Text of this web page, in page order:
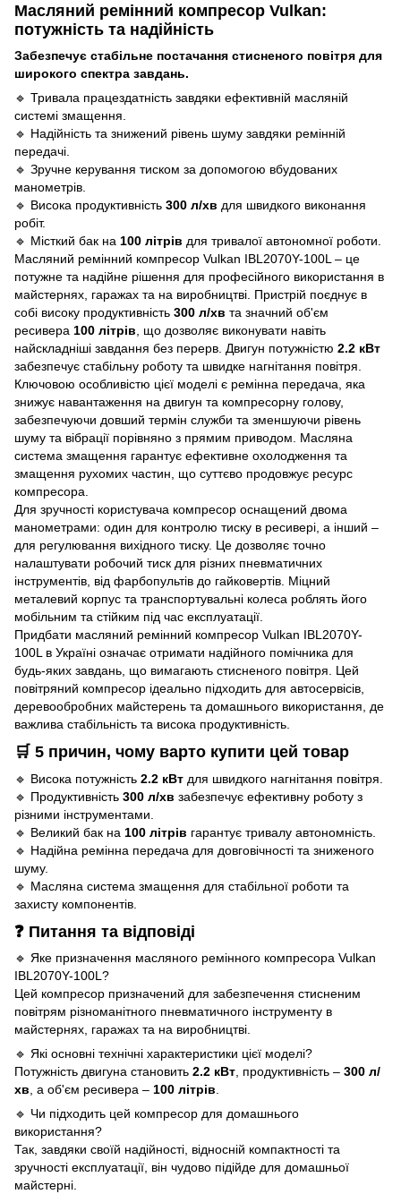
Масляний ремінний компресор Vulkan:
потужність та надійність
Забезпечує стабільне постачання стисненого повітря для
широкого спектра завдань.
🔹 Тривала працездатність завдяки ефективній масляній
системі змащення.
🔹 Надійність та знижений рівень шуму завдяки ремінній
передачі.
🔹 Зручне керування тиском за допомогою вбудованих
манометрів.
🔹 Висока продуктивність 300 л/хв для швидкого виконання
робіт.
🔹 Місткий бак на 100 літрів для тривалої автономної роботи.
Масляний ремінний компресор Vulkan IBL2070Y-100L – це
потужне та надійне рішення для професійного використання в
майстернях, гаражах та на виробництві. Пристрій поєднує в
собі високу продуктивність 300 л/хв та значний об'єм
ресивера 100 літрів , що дозволяє виконувати навіть
найскладніші завдання без перерв. Двигун потужністю 2.2 кВт
забезпечує стабільну роботу та швидке нагнітання повітря.
Ключовою особливістю цієї моделі є ремінна передача, яка
знижує навантаження на двигун та компресорну голову,
забезпечуючи довший термін служби та зменшуючи рівень
шуму та вібрації порівняно з прямим приводом. Масляна
система змащення гарантує ефективне охолодження та
змащення рухомих частин, що суттєво продовжує ресурс
компресора.
Для зручності користувача компресор оснащений двома
манометрами: один для контролю тиску в ресивері, а інший –
для регулювання вихідного тиску. Це дозволяє точно
налаштувати робочий тиск для різних пневматичних
інструментів, від фарбопультів до гайковертів. Міцний
металевий корпус та транспортувальні колеса роблять його
мобільним та стійким під час експлуатації.
Придбати масляний ремінний компресор Vulkan IBL2070Y-
100L в Україні означає отримати надійного помічника для
будь-яких завдань, що вимагають стисненого повітря. Цей
повітряний компресор ідеально підходить для автосервісів,
деревообробних майстерень та домашнього використання, де
важлива стабільність та висока продуктивність.
🛒 5 причин, чому варто купити цей товар
🔹 Висока потужність 2.2 кВт для швидкого нагнітання повітря.
🔹 Продуктивність 300 л/хв забезпечує ефективну роботу з
різними інструментами.
🔹 Великий бак на 100 літрів гарантує тривалу автономність.
🔹 Надійна ремінна передача для довговічності та зниженого
шуму.
🔹 Масляна система змащення для стабільної роботи та
захисту компонентів.
❓ Питання та відповіді
🔹 Яке призначення масляного ремінного компресора Vulkan
IBL2070Y-100L?
Цей компресор призначений для забезпечення стисненим
повітрям різноманітного пневматичного інструменту в
майстернях, гаражах та на виробництві.
🔹 Які основні технічні характеристики цієї моделі?
Потужність двигуна становить 2.2 кВт , продуктивність – 300 л/
хв , а об'єм ресивера – 100 літрів
🔹 Чи підходить цей компресор для домашнього
використання?
Так, завдяки своїй надійності, відносній компактності та
зручності експлуатації, він чудово підійде для домашньої
майстерні.